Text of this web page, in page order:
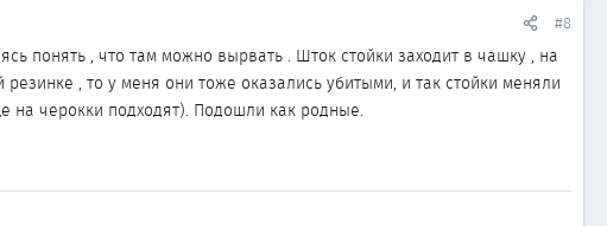
#8
понять , что там можно вырвать . Шток стойки заходит в чашку , на
, то у меня они тоже оказались убитыми, и так стойки меняли
на черокки подходят). Подошли как родные.